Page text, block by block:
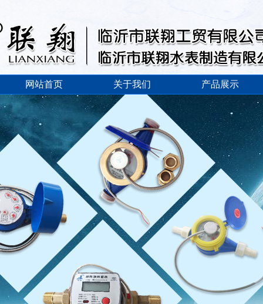
网站首页 关于我们 产品展示